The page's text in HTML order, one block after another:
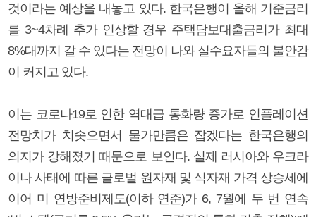
것이라는 예상을 내놓고 있다. 한국은행이 올해 기준금리
를 3~4차례 추가 인상할 경우 주택담보대출금리가 최대
8%대까지 갈 수 있다는 전망이 나와 실수요자들의 불안감
이 커지고 있다.
이는 코로나19로 인한 역대급 통화량 증가로 인플레이션
전망치가 치솟으면서 물가만큼은 잡겠다는 한국은행의
의지가 강해졌기 때문으로 보인다. 실제 러시아와 우크라
이나 사태에 따른 글로벌 원자재 및 식자재 가격 상승세에
이어 미 연방준비제도(이하 연준)가 6, 7월에 두 번 연속